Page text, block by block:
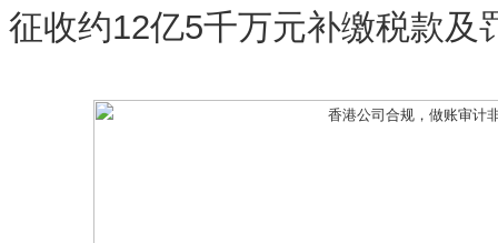
征收约12亿5千万元补缴税款及